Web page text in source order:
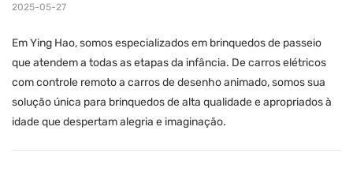
2025-05-27
Em Ying Hao, somos especializados em brinquedos de passeio
que atendem a todas as etapas da infância. De carros elétricos
com controle remoto a carros de desenho animado, somos sua
solução única para brinquedos de alta qualidade e apropriados à
idade que despertam alegria e imaginação.